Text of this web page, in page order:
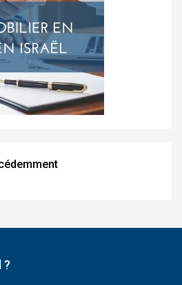
?